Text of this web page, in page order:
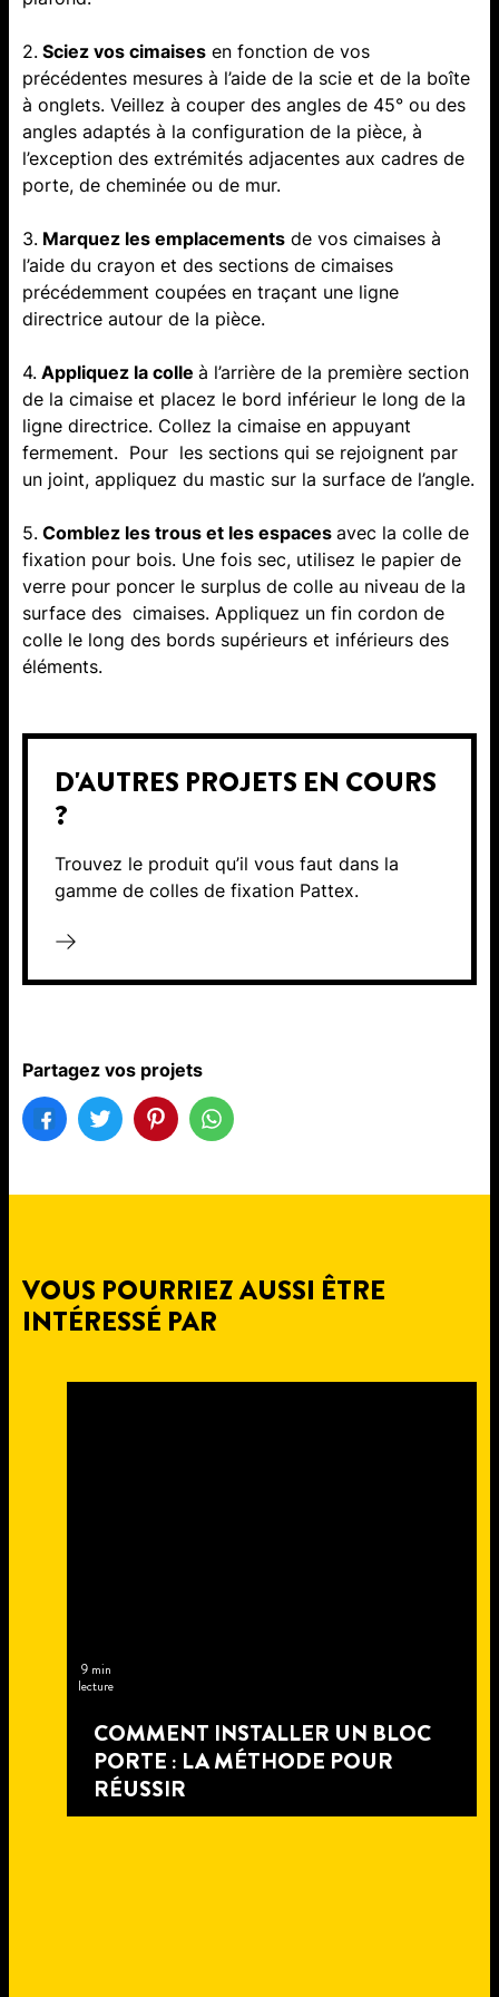
2. Sciez vos cimaises en fonction de vos
précédentes mesures à l’aide de la scie et de la boîte
à onglets. Veillez à couper des angles de 45° ou des
angles adaptés à la configuration de la pièce, à
l’exception des extrémités adjacentes aux cadres de
porte, de cheminée ou de mur.
3. Marquez les emplacements de vos cimaises à
l’aide du crayon et des sections de cimaises
précédemment coupées en traçant une ligne
directrice autour de la pièce.
4. Appliquez la colle à l’arrière de la première section
de la cimaise et placez le bord inférieur le long de la
ligne directrice. Collez la cimaise en appuyant
fermement. Pour les sections qui se rejoignent par
un joint, appliquez du mastic sur la surface de l’angle.
5. Comblez les trous et les espaces avec la colle de
fixation pour bois. Une fois sec, utilisez le papier de
verre pour poncer le surplus de colle au niveau de la
surface des cimaises. Appliquez un fin cordon de
colle le long des bords supérieurs et inférieurs des
éléments.
D'AUTRES PROJETS EN COURS
?
Trouvez le produit qu’il vous faut dans la
gamme de colles de fixation Pattex.
Partagez vos projets
VOUS POURRIEZ AUSSI ÊTRE
INTÉRESSÉ PAR
9 min
lecture
COMMENT INSTALLER UN BLOC
PORTE : LA MÉTHODE POUR
RÉUSSIR